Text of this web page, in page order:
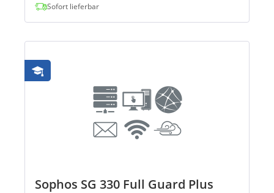
Sofort lieferbar
Sophos SG 330 Full Guard Plus